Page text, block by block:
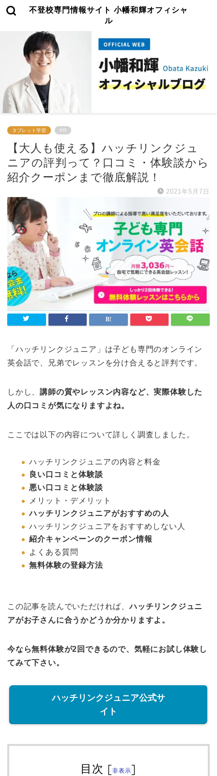
不登校専門情報サイト 小幡和輝オフィシャ
ル
タブレット学習 PR
【大人も使える】ハッチリンクジュ
ニアの評判って？口コミ・体験談から
紹介クーポンまで徹底解説！
2021年5月7日
「ハッチリンクジュニア」は子ども専門のオンライン
英会話で、兄弟でレッスンを分け合えると評判です。
しかし、講師の質やレッスン内容など、実際体験した
人の口コミが気になりますよね。
ここでは以下の内容について詳しく調査しました。
ハッチリンクジュニアの内容と料金
良い口コミと体験談
悪い口コミと体験談
メリット・デメリット
ハッチリンクジュニアがおすすめの人
ハッチリンクジュニアをおすすめしない人
紹介キャンペーンのクーポン情報
よくある質問
無料体験の登録方法
この記事を読んでいただければ、ハッチリンクジュニ
アがお子さんに合うかどうか分かりますよ。
今なら無料体験が2回できるので、気軽にお試し体験し
てみて下さい。
ハッチリンクジュニア公式サ
イト
目次 [非表示]